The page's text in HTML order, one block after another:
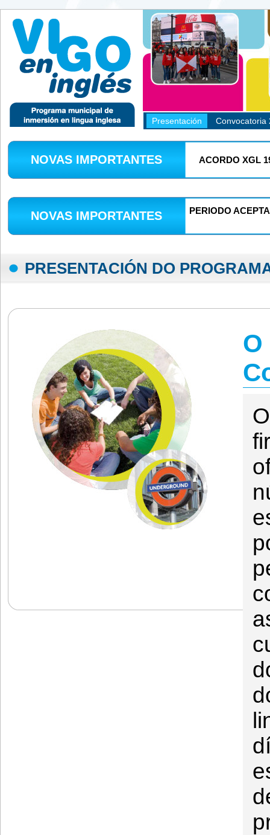
Presentación Convocatoria
NOVAS IMPORTANTES ACORDO XGL
NOVAS IMPORTANTES PERIODO
PRESENTACIÓN DO